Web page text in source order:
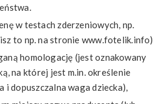
w testach zderzeniowych, np.
to np. na stronie www.fotelik.info)
homologację (jest oznakowany
na której jest m.in. określenie
i dopuszczalna waga dziecka),